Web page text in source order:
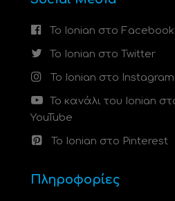
Το Ionian στο Facebook
Το Ionian στο Twitter
Το Ionian στο Instagram
Το κανάλι του Ionian
YouTube
Το Ionian στο Pinterest
Πληροφορίες